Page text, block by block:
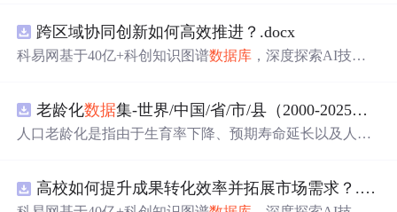
扇控制气流，实现了基于化学扩散与流动辅助的通信机
制。研究展示了系统的非线性特性，验证了即使在非理想
验提供了低成本、易复现的硬件平台。; 适合人群：具备电
子工程、通信系统或交叉学科背景，从事纳米技术、生物
通信或新型通信系统研究的科研人员及研究生。; 使用场景
本原理；②作为测试平台研究非线性信道建模、环境干
扰、流量调控对通信性能的影响；③推动面向管道、地
跨区域协同创新如何高效推进？.docx
科易网基于40亿+科创知识图谱数据库 ，深度探索AI技术
新领域的AI+数智化解决方案，推动科技创新与产业创新
智能化发展。
老龄化数据集-世界/中国/省/市/县（2000-2025年）
人口老龄化是指由于生育率下降、预期寿命延长以及人口
提高的长期过程 从统计衡量标准看，国际上通常采用60岁
及以上人口占比或65岁及以上人口占比衡量人口老龄化程
高校如何提升成果转化效率并拓展市场需求？.docx